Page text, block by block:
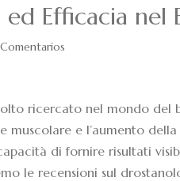
Efficacia nel
ricercato nel mondo del
e l’aumento della
di fornire risultati
le recensioni sul